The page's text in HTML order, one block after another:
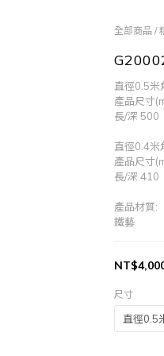
全部商品 /
直徑0.5米
產品尺寸
直徑0.4米
產品尺寸
產品材質:
鐵藝
尺寸